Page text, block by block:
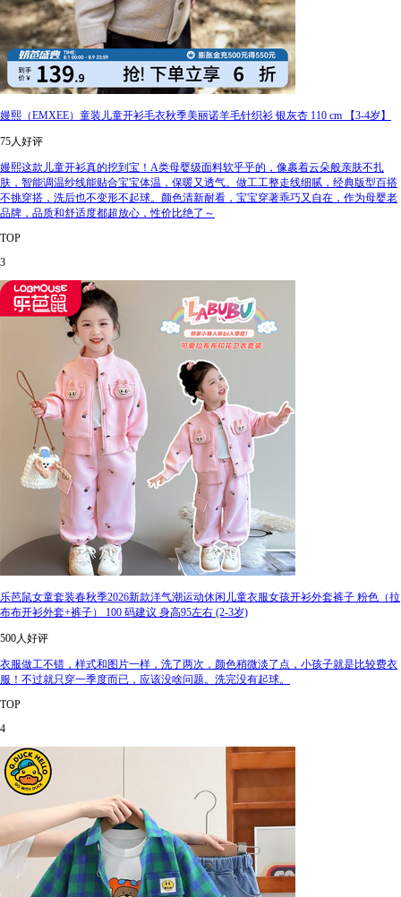
嫚熙（EMXEE）童装儿童开衫毛衣秋季美丽诺羊毛针织衫 银灰杏 110 cm 【3-4岁】
75人好评
嫚熙这款儿童开衫真的挖到宝！A类母婴级面料软乎乎的，像裹着云朵般亲肤不扎
肤，智能调温纱线能贴合宝宝体温，保暖又透气。做工工整走线细腻，经典版型百搭
不挑穿搭，洗后也不变形不起球。颜色清新耐看，宝宝穿著乖巧又自在，作为母婴老
品牌，品质和舒适度都超放心，性价比绝了～
TOP
3
乐芭鼠女童套装春秋季2026新款洋气潮运动休闲儿童衣服女孩开衫外套裤子 粉色（拉
布布开衫外套+裤子） 100 码建议 身高95左右 (2-3岁)
500人好评
衣服做工不错，样式和图片一样，洗了两次，颜色稍微淡了点，小孩子就是比较费衣
服！不过就只穿一季度而已，应该没啥问题。洗完没有起球。
TOP
4